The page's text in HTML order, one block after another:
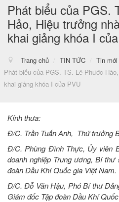
Phát biểu của PGS.
Hảo, Hiệu trưởng
khai giảng khóa I
Trang chủ / TIN TỨC / Tin
Phát biểu của PGS. TS. Lê Phước
khai giảng khóa I của PVU
Kính thưa:
Đ/C. Trần Tuấn Anh, Thứ trưởng
Đ/C. Phùng Đình Thực, Ủy viên
doanh nghiệp Trung ương, Bí
đoàn Dầu Khí Quốc gia Việt Nam.
Đ/C. Đỗ Văn Hậu, Phó Bí thư
Giám đốc Tập đoàn Dầu Khí